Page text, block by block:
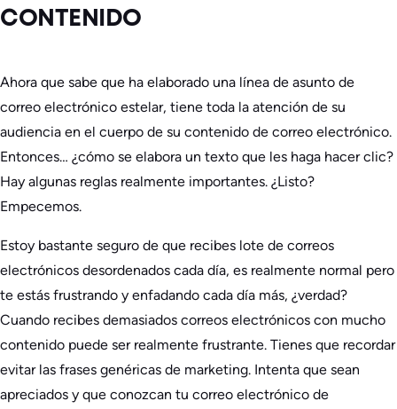
CONTENIDO
Ahora que sabe que ha elaborado una línea de asunto de
correo electrónico estelar, tiene toda la atención de su
audiencia en el cuerpo de su contenido de correo electrónico.
Entonces… ¿cómo se elabora un texto que les haga hacer clic?
Hay algunas reglas realmente importantes. ¿Listo?
Empecemos.
Estoy bastante seguro de que recibes lote de correos
electrónicos desordenados cada día, es realmente normal pero
te estás frustrando y enfadando cada día más, ¿verdad?
Cuando recibes demasiados correos electrónicos con mucho
contenido puede ser realmente frustrante. Tienes que recordar
evitar las frases genéricas de marketing. Intenta que sean
apreciados y que conozcan tu correo electrónico de